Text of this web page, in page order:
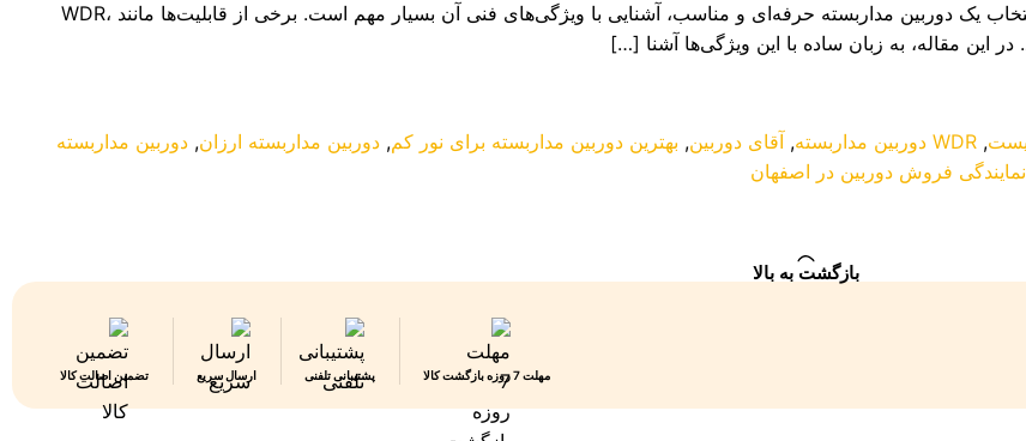
📸 ویژگی‌های مهم دوربین مداربسته: آشنایی با WDR، BLC و HLC در انتخاب یک دوربین مداربسته حرفه‌ای و مناسب، آشنایی با ویژگی‌های فنی آن بسیار مهم است. برخی از قابلیت‌ها مانند WDR،
, WDR دوربین مداربسته , آقای دوربین, بهترین دوربین مداربسته برای نور کم, دوربین مداربسته ارزان, دوربین مداربسته
نمایندگی فروش دوربین در اصفهان
بازگشت به بالا
مهلت 7 روزه بازگشت کالا پشتیبانی تلفنی ارسال سریع تضمین اصالت کالا